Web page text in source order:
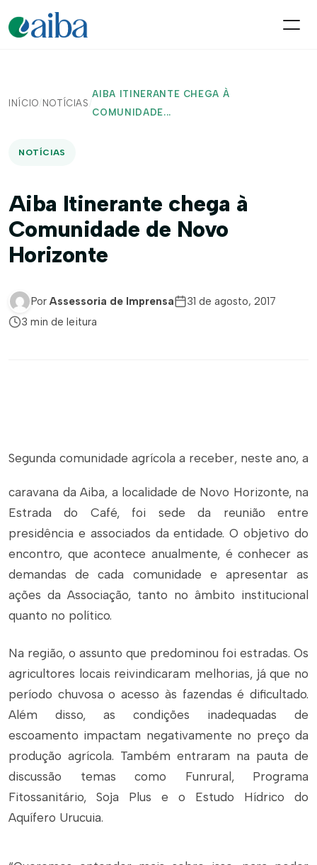
INÍCIO/ NOTÍCIAS /
AIBA ITINERANTE CHEGA À
COMUNIDADE...
NOTÍCIAS
Aiba Itinerante chega à
Comunidade de Novo
Horizonte
Por Assessoria de Imprensa
31 de agosto, 2017
3 min de leitura
Segunda comunidade agrícola a receber, neste ano, a
caravana da Aiba, a localidade de Novo Horizonte, na
Estrada do Café, foi sede da reunião entre
presidência e associados da entidade. O objetivo do
encontro, que acontece anualmente, é conhecer as
demandas de cada comunidade e apresentar as
ações da Associação, tanto no âmbito institucional
quanto no político.
Na região, o assunto que predominou foi estradas. Os
agricultores locais reivindicaram melhorias, já que no
período chuvosa o acesso às fazendas é dificultado.
Além disso, as condições inadequadas de
escoamento impactam negativamente no preço da
produção agrícola. Também entraram na pauta de
discussão temas como Funrural, Programa
Fitossanitário, Soja Plus e o Estudo Hídrico do
Aquífero Urucuia.